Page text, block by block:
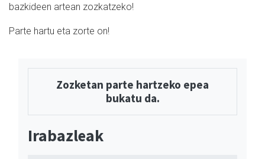
bazkideen artean zozkatzeko!
Parte hartu eta zorte on!
Zozketan parte hartzeko epea
bukatu da.
Irabazleak